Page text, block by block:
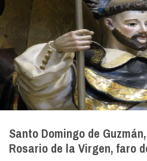
Santo Domingo de
Rosario de la Virgen, faro